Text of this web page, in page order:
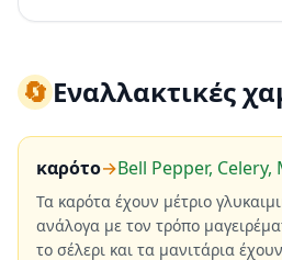
🔄Εναλλακτικές
καρότο→Bell Pepper,
Τα καρότα έχουν μέτριο
ανάλογα με τον τρόπο
το σέλερι και τα μανιτάρια